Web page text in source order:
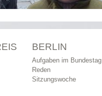
BERLIN
Aufgaben im Bundestag
Reden
Sitzungswoche